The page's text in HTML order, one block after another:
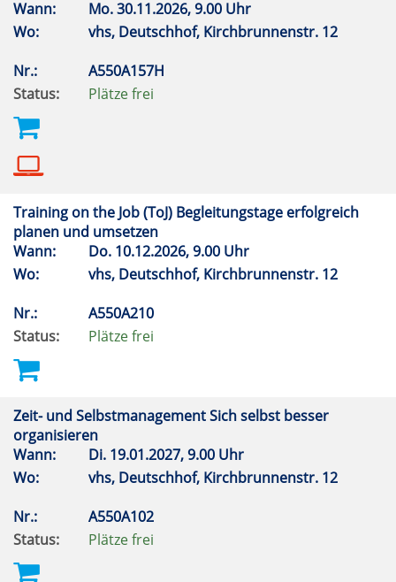
Wann: Mo.30.11.2026, 9.00 Uhr
Wo:
vhs, Deutschhof, Kirchbrunnenstr. 12
Nr.:
A550A157H
Status:
Plätze frei
Training on the Job (ToJ) Begleitungstage erfolgreich
planen und umsetzen
Wann:
Do. 10.12.2026, 9.00 Uhr
Wo:
vhs, Deutschhof, Kirchbrunnenstr. 12
Nr.:
A550A210
Status:
Plätze frei
Zeit- und Selbstmanagement Sich selbst besser
organisieren
Wann:
Di. 19.01.2027, 9.00 Uhr
Wo:
vhs, Deutschhof, Kirchbrunnenstr. 12
Nr.:
A550A102
Status:
Plätze frei